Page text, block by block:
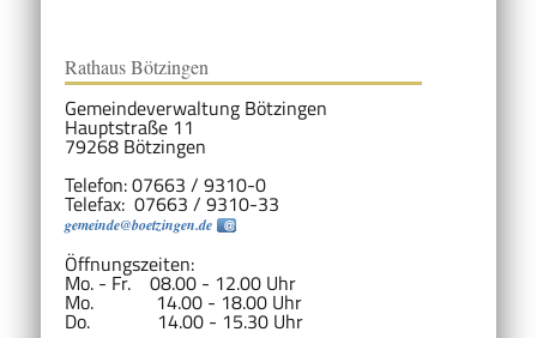
Rathaus Bötzingen
Gemeindeverwaltung Bötzingen
Hauptstraße 11
79268 Bötzingen
Telefon: 07663 / 9310-0
Telefax: 07663 / 9310-33
gemeinde@boetzingen.de
Öffnungszeiten:
Mo. - Fr. 08.00 - 12.00 Uhr
Mo. 14.00 - 18.00 Uhr
Do. 14.00 - 15.30 Uhr